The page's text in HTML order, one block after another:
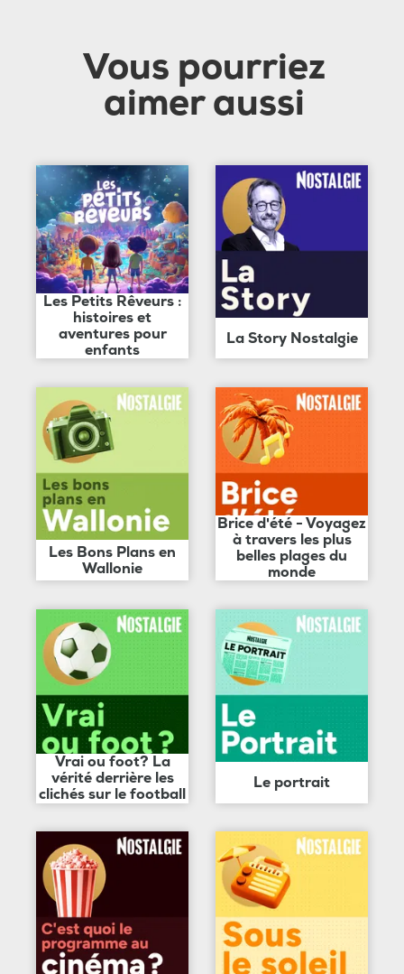
Vous pourriez
aimer aussi
Les Petits Rêveurs :
histoires et
aventures pour
enfants
La Story Nostalgie
Les Bons Plans en
Wallonie
Brice d'été - Voyagez
à travers les plus
belles plages du
monde
Vrai ou foot? La
vérité derrière les
clichés sur le football
Le portrait